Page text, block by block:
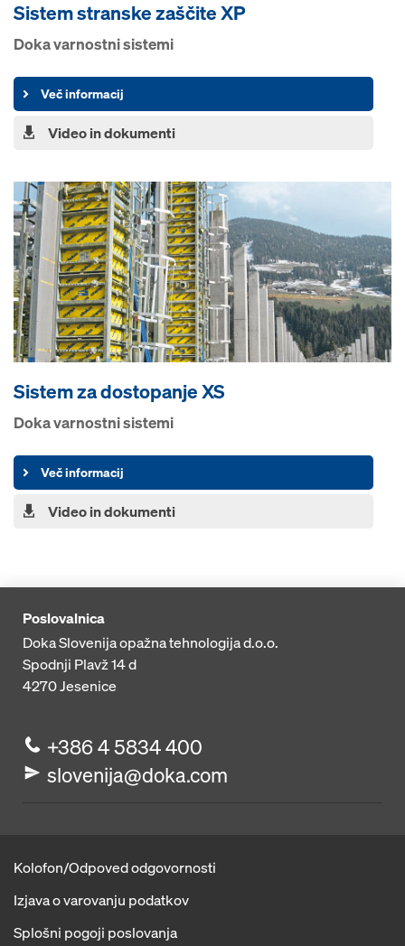
Sistem stranske zaščite XP
Doka varnostni sistemi
Več informacij
Video in dokumenti
Sistem za dostopanje XS
Doka varnostni sistemi
Več informacij
Video in dokumenti
Poslovalnica
Doka Slovenija opažna tehnologija d.o.o.
Spodnji Plavž 14 d
4270Jesenice
+386 4 5834 400
slovenija@doka.com
Kolofon/Odpoved odgovornosti
Izjava o varovanju podatkov
Splošni pogoji poslovanja